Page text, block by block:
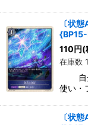
〔状
{BP15-
110円(
在庫数
自分
使い・
〔状